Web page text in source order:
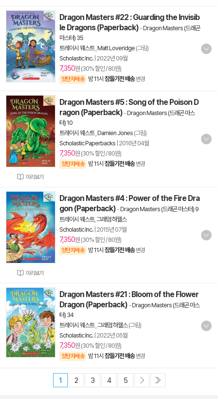
Dragon Masters #22 : Guarding the Invisib
le Dragons (Paperback) -Dragon Masters (드래곤
마스터) 35
트레이시 웨스트, Matt Loveridge (그림)
Scholastic Inc.| 2022년 09월
7,350원 (30% 할인 / 80원)
양탄자배송 밤 11시 잠들기전 배송 변경
미리보기
Dragon Masters #5 : Song of the Poison D
ragon (Paperback) -Dragon Masters (드래곤 마스
터) 10
트레이시 웨스트, Damien Jones (그림)
Scholastic Paperbacks 2016년 04월
7,350원 (30% 할인 / 80원)
양탄자배송 밤 11시 잠들기전 배송 변경
미리보기
Dragon Masters #4 : Power of the Fire Dra
gon (Paperback) -Dragon Masters (드래곤 마스터) 9
트레이시 웨스트, 그래엄 하웰스
Scholastic Inc.| 2015년 07월
7,350원 (30% 할인 / 80원)
양탄자배송 밤 11시 잠들기전 배송 변경
Dragon Masters #21 : Bloom of the Flower
Dragon (Paperback) -Dragon Masters (드래곤 마스
터) 34
트레이시 웨스트, 그래엄 하웰스(그림)
Scholastic Inc.| 2022년 05월
7,350원 (30% 할인 / 80원)
양탄자배송 밤 11시 잠들기전 배송 변경
1 2 3 4 5